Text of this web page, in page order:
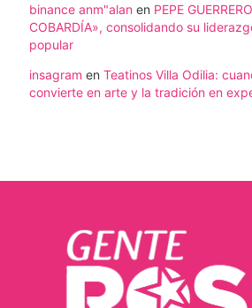
binance anm"alan en PEPE
COBARDÍA», consolidando su
popular
insagram en Teatinos Villa Odilia:
convierte en arte y la tradición en